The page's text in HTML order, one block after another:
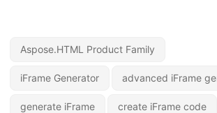
Aspose.HTML Product Family
iFrame Generator advanced iFrame
generate iFrame create iFrame code